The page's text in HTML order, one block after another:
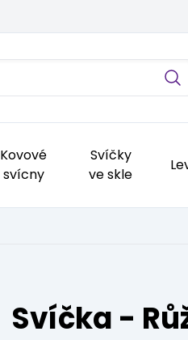
Kovové
svícny
Svíčky
ve skle
Svíčka -